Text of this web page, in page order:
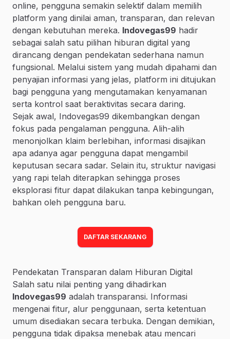
online, pengguna semakin selektif dalam memilih
platform yang dinilai aman, transparan, dan relevan
dengan kebutuhan mereka. Indovegas99 hadir
sebagai salah satu pilihan hiburan digital yang
dirancang dengan pendekatan sederhana namun
fungsional. Melalui sistem yang mudah dipahami dan
penyajian informasi yang jelas, platform ini ditujukan
bagi pengguna yang mengutamakan kenyamanan
serta kontrol saat beraktivitas secara daring.
Sejak awal, Indovegas99 dikembangkan dengan
fokus pada pengalaman pengguna. Alih-alih
menonjolkan klaim berlebihan, informasi disajikan
apa adanya agar pengguna dapat mengambil
keputusan secara sadar. Selain itu, struktur navigasi
yang rapi telah diterapkan sehingga proses
eksplorasi fitur dapat dilakukan tanpa kebingungan,
bahkan oleh pengguna baru.
DAFTAR SEKARANG
Pendekatan Transparan dalam Hiburan Digital
Salah satu nilai penting yang dihadirkan
Indovegas99 adalah transparansi. Informasi
mengenai fitur, alur penggunaan, serta ketentuan
umum disediakan secara terbuka. Dengan demikian,
pengguna tidak dipaksa menebak atau mencari